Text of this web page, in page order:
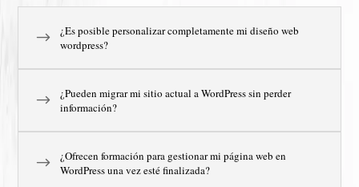
¿Es posible personalizar completamente mi diseño web
wordpress?
¿Pueden migrar mi sitio actual a WordPress sin perder
información?
¿Ofrecen formación para gestionar mi página web en
WordPress una vez esté finalizada?